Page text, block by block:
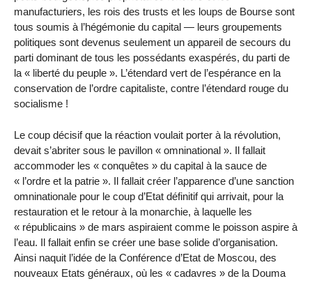
manufacturiers, les rois des trusts et les loups de Bourse sont
tous soumis à l’hégémonie du capital — leurs groupements
politiques sont devenus seulement un appareil de secours du
parti dominant de tous les possédants exaspérés, du parti de
la « liberté du peuple ». L’étendard vert de l’espérance en la
conservation de l’ordre capitaliste, contre l’étendard rouge du
socialisme !
Le coup décisif que la réaction voulait porter à la révolution,
devait s’abriter sous le pavillon « omninational ». Il fallait
accommoder les « conquêtes » du capital à la sauce de
« l’ordre et la patrie ». Il fallait créer l’apparence d’une sanction
omninationale pour le coup d’Etat définitif qui arrivait, pour la
restauration et le retour à la monarchie, à laquelle les
« républicains » de mars aspiraient comme le poisson aspire à
l’eau. Il fallait enfin se créer une base solide d’organisation.
Ainsi naquit l’idée de la Conférence d’Etat de Moscou, des
nouveaux Etats généraux, où les « cadavres » de la Douma